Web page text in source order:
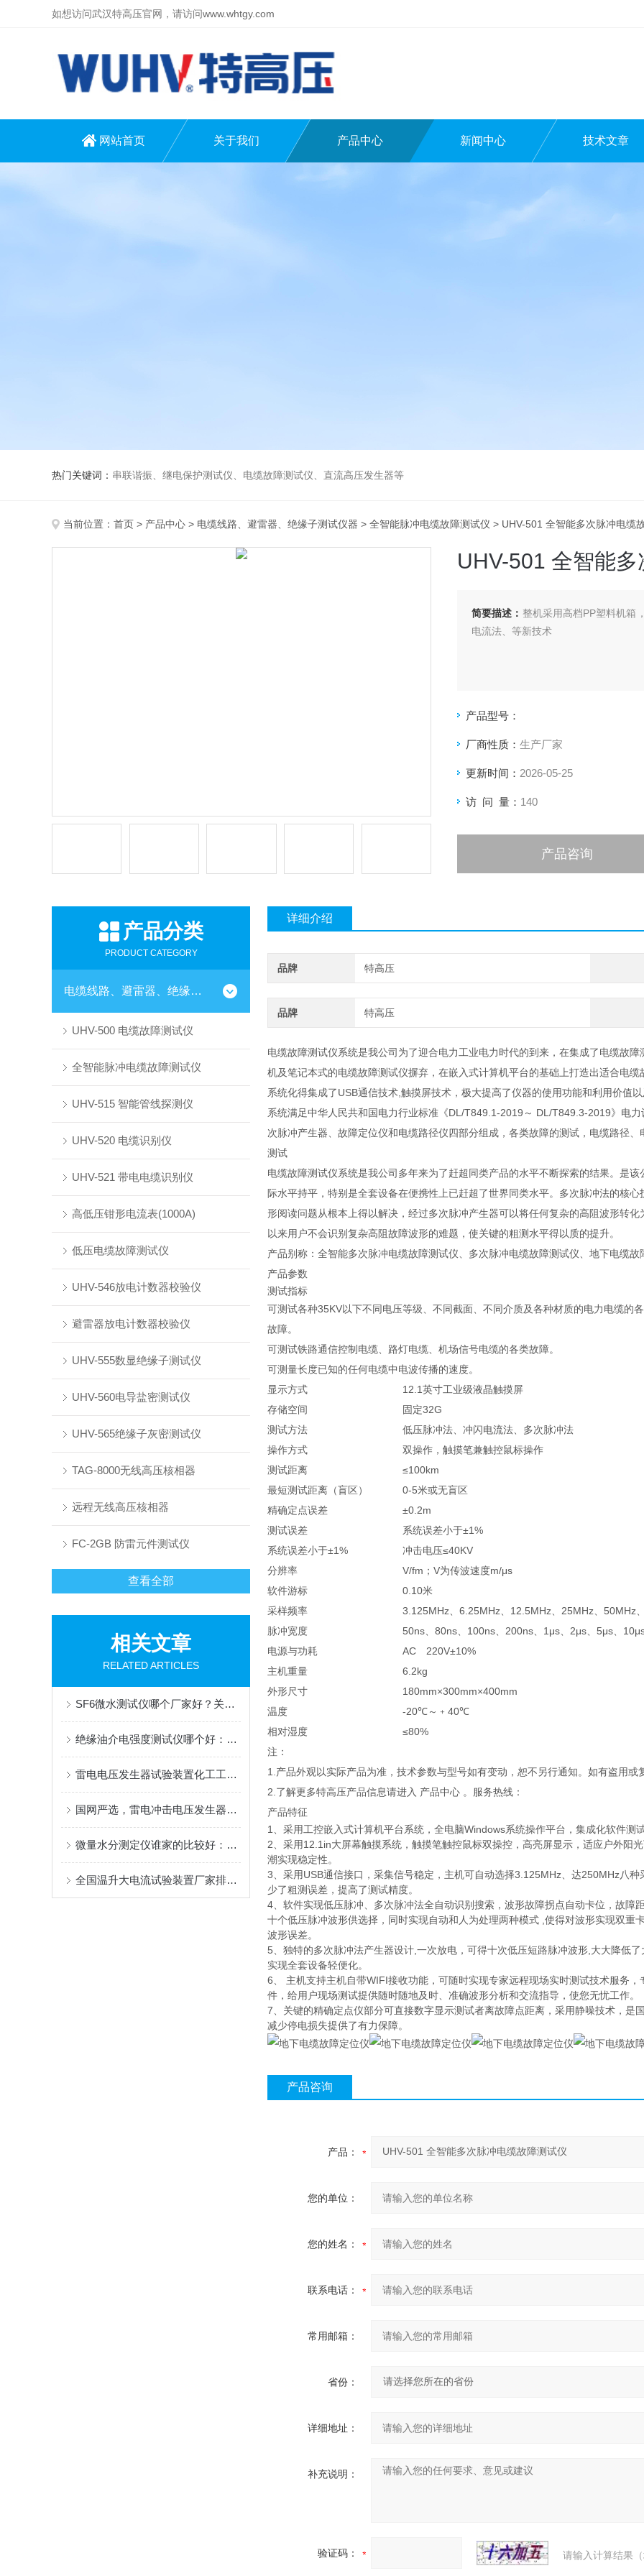
如想访问武汉特高压官网，请访问www.whtgy.com
网站首页 关于我们 产品中心 新闻中心 技术文章
热门关键词： 串联谐振、继电保护测试仪、电缆故障测试仪、直流高压发生器等
当前位置： 首页 > 产品中心 > 电缆线路、避雷器、绝缘子测试仪器 > 全智能脉冲电缆故障测试仪 > UHV-501 全智能多次脉冲电缆
UHV-501 全智能
简要描述： 整机采用高档PP塑料机箱
电流法、等新技术
产品型号：
厂商性质： 生产厂家
更新时间： 2026-05-25
访 问 量： 140
产品咨询
产品分类
PRODUCT CATEGORY
电缆线路、避雷器、绝缘子测试仪器
UHV-500 电缆故障测试仪
全智能脉冲电缆故障测试仪
UHV-515 智能管线探测仪
UHV-520 电缆识别仪
UHV-521 带电电缆识别仪
高低压钳形电流表(1000A)
低压电缆故障测试仪
UHV-546放电计数器校验仪
避雷器放电计数器校验仪
UHV-555数显绝缘子测试仪
UHV-560电导盐密测试仪
UHV-565绝缘子灰密测试仪
TAG-8000无线高压核相器
远程无线高压核相器
FC-2GB 防雷元件测试仪
查看全部
相关文章
RELATED ARTICLES
SF6微水测试仪哪个厂家好？关注测量精度、气路防护与长期稳定性
绝缘油介电强度测试仪哪个好：从标准流程看击穿电压测试的可靠性
雷电电压发生器试验装置化工工业应用规范，武汉电力设备选型运维详解
国网严选，雷电冲击电压发生器试验装置 行业优选品牌，两大厂家优势解析
微量水分测定仪谁家的比较好：谈武汉特高压微量水分测定仪的用户评价
全国温升大电流试验装置厂家排名，武汉特高压以稳定输出赢得用户信赖
详细介绍
品牌 特高压
品牌 特高压
电缆故障测试仪系统是我公司为了迎合电力工业电力时代的到来，在集成了电缆故
机及笔记本式的电缆故障测试仪摒弃，在嵌入式计算机平台的基础上打造出适合电
系统化得集成了USB通信技术,触摸屏技术，极大提高了仪器的使用功能和利用价值
系统满足中华人民共和国电力行业标准《DL/T849.1-2019～ DL/T849.3-2019》电
次脉冲产生器、故障定位仪和电缆路径仪四部分组成，各类故障的测试，电缆路径
测试
电缆故障测试仪系统是我公司多年来为了赶超同类产品的水平不断探索的结果。是
际水平持平，特别是全套设备在便携性上已赶超了世界同类水平。多次脉冲法的核
形阅读问题从根本上得以解决，经过多次脉冲产生器可以将任何复杂的高阻波形转
以来用户不会识别复杂高阻故障波形的难题，使关键的粗测水平得以质的提升。
产品别称：全智能多次脉冲电缆故障测试仪、多次脉冲电缆故障测试仪、地下电缆故
产品参数
测试指标
可测试各种35KV以下不同电压等级、不同截面、不同介质及各种材质的电力电缆的
故障。
可测试铁路通信控制电缆、路灯电缆、机场信号电缆的各类故障。
可测量长度已知的任何电缆中电波传播的速度。
显示方式
12.1英寸工业级液晶触摸屏
存储空间
固定32G
测试方法
低压脉冲法、冲闪电流法、多次脉冲法
操作方式
双操作，触摸笔兼触控鼠标操作
测试距离
≤100km
最短测试距离（盲区）
0-5米或无盲区
精确定点误差
±0.2m
测试误差
系统误差小于±1%
系统误差小于±1%
冲击电压≤40KV
分辨率
V/fm；V为传波速度m/μs
软件游标
0.10米
采样频率
3.125MHz、6.25MHz、12.5MHz、25MHz、50MHz
脉冲宽度
50ns、80ns、100ns、200ns、1μs、2μs、5μs、
电源与功耗
AC 220V±10%
主机重量
6.2kg
外形尺寸
180mm×300mm×400mm
温度
-20℃～﹢40℃
相对湿度
≤80%
注：
1.产品外观以实际产品为准，技术参数与型号如有变动，恕不另行通知。如有盗用或
2.了解更多特高压产品信息请进入 产品中心 。服务热线：
产品特征
1、采用工控嵌入式计算机平台系统，全电脑Windows系统操作平台，集成化软件测
2、采用12.1in大屏幕触摸系统，触摸笔触控鼠标双操控，高亮屏显示，适应户外阳
潮实现稳定性。
3、采用USB通信接口，采集信号稳定，主机可自动选择3.125MHz、达250MHz八
少了粗测误差，提高了测试精度。
4、软件实现低压脉冲、多次脉冲法全自动识别搜索，波形故障拐点自动卡位，故障
十个低压脉冲波形供选择，同时实现自动和人为处理两种模式 ,使得对波形实现双重
波形误差。
5、独特的多次脉冲法产生器设计,一次放电，可得十次低压短路脉冲波形,大大降低
实现全套设备轻便化。
6、 主机支持主机自带WIFI接收功能，可随时实现专家远程现场实时测试技术服务
件，给用户现场测试提供随时随地及时、准确波形分析和交流指导，使您无忧工作。
7、关键的精确定点仪部分可直接数字显示测试者离故障点距离，采用静噪技术，是
减少停电损失提供了有力保障。
产品咨询
产品：
您的单位：
您的姓名：
联系电话：
常用邮箱：
省份：
详细地址：
补充说明：
验证码： 请输入计算结果